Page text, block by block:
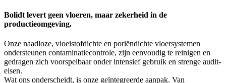
Bolidt levert geen vloeren, maar zekerheid in de
productieomgeving.
Onze naadloze, vloeistofdichte en poriëndichte vloersystemen
ondersteunen contaminatiecontrole, zijn eenvoudig te reinigen en
gedragen zich voorspelbaar onder intensief gebruik en strenge audit-
eisen.
Wat ons onderscheidt, is onze geïntegreerde aanpak. Van